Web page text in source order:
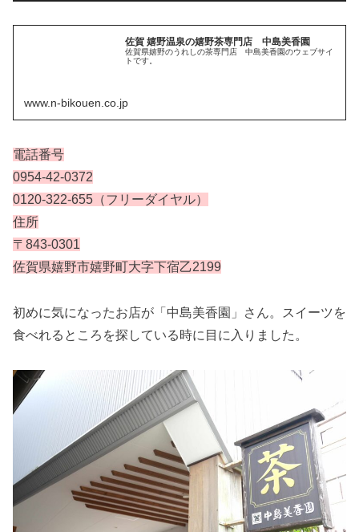
佐賀 嬉野温泉の嬉野茶専門店 中島美香園
佐賀県嬉野のうれしの茶専門店 中島美香園のウェブサイ
トです。
www.n-bikouen.co.jp
電話番号
0954-42-0372
0120-322-655（フリーダイヤル）
住所
〒843-0301
佐賀県嬉野市嬉野町大字下宿乙2199
初めに気になったお店が「中島美香園」さん。スイーツを
食べれるところを探している時に目に入りました。